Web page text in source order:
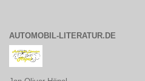
AUTOMOBIL-LITERATUR.DE